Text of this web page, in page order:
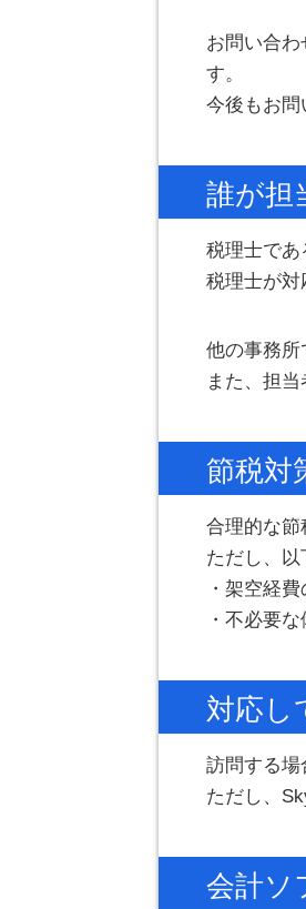
お問い合
す。
今後もお問
誰が担
税理士であ
税理士が対
他の事務所
また、担
節税対
合理的な節
ただし、以
・架空経
・不必要
対応し
訪問する場
ただし、
会計ソ